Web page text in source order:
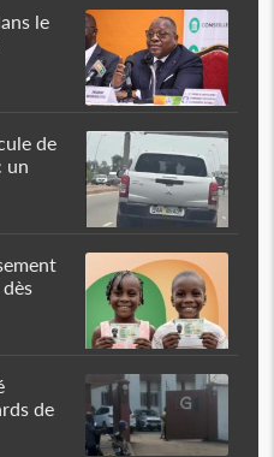
le
de
un
de